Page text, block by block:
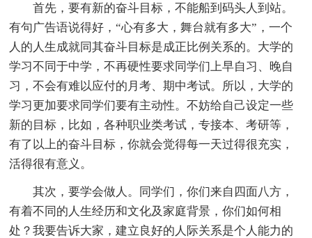
首先，要有新的奋斗目标，不能船到码头人到站。
有句广告语说得好，“心有多大，舞台就有多大”，一个
人的人生成就同其奋斗目标是成正比例关系的。大学的
学习不同于中学，不再硬性要求同学们上早自习、晚自
习，不会有难以应付的月考、期中考试。所以，大学的
学习更加要求同学们要有主动性。不妨给自己设定一些
新的目标，比如，各种职业类考试，专接本、考研等，
有了以上的奋斗目标，你就会觉得每一天过得很充实，
活得很有意义。
其次，要学会做人。同学们，你们来自四面八方，
有着不同的人生经历和文化及家庭背景，你们如何相
处？我要告诉大家，建立良好的人际关系是个人能力的